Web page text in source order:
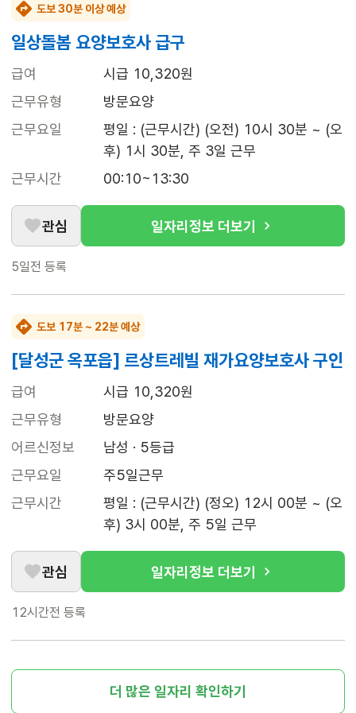
도보 30분 이상 예상
일상돌봄 요양보호사 급구
급여
시급 10,320원
근무유형
방문요양
근무요일
평일 : (근무시간) (오전) 10시 30분 ~ (오
후) 1시 30분, 주 3일 근무
근무시간
00:10~13:30
관심 일자리정보 더보기
5일전 등록
도보 17분 ~ 22분 예상
[달성군 옥포읍] 르상트레빌 재가요양보호사 구인
급여
시급 10,320원
근무유형
방문요양
어르신정보
남성 · 5등급
근무요일
주5일근무
근무시간
평일 : (근무시간) (정오) 12시 00분 ~ (오
후) 3시 00분, 주 5일 근무
관심 일자리정보 더보기
12시간전 등록
더 많은 일자리 확인하기